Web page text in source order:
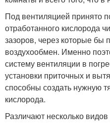
Под вентиляцией принято
отработанного кислорода
зазоров, через которые бы
воздухообмен. Именно
систему вентиляции в
установки приточных и
способны создать нужную
кислорода.
Различают несколько